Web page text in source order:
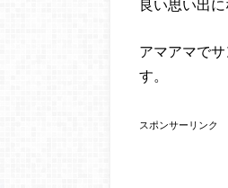
良い思い出に
アマアマで
す。
スポンサーリンク